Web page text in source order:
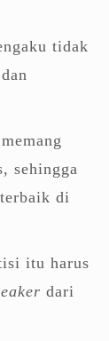
tidak
sehingga
di
itu harus
dari